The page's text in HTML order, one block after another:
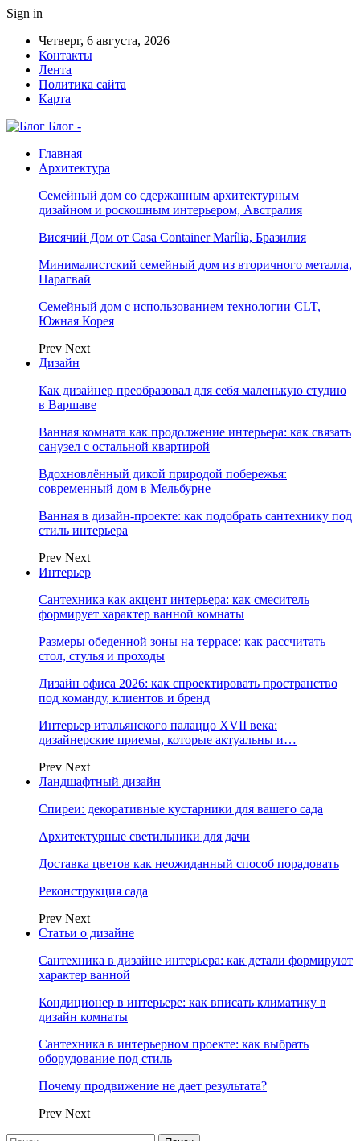
Sign in
Четверг, 6 августа, 2026
Контакты
Лента
Политика сайта
Карта
Блог -
Главная
Архитектура
Семейный дом со сдержанным архитектурным
дизайном и роскошным интерьером, Австралия
Висячий Дом от Casa Container Marília, Бразилия
Минималистский семейный дом из вторичного металла,
Парагвай
Семейный дом с использованием технологии CLT,
Южная Корея
Prev Next
Дизайн
Как дизайнер преобразовал для себя маленькую студию
в Варшаве
Ванная комната как продолжение интерьера: как связать
санузел с остальной квартирой
Вдохновлённый дикой природой побережья:
современный дом в Мельбурне
Ванная в дизайн-проекте: как подобрать сантехнику под
стиль интерьера
Prev Next
Интерьер
Сантехника как акцент интерьера: как смеситель
формирует характер ванной комнаты
Размеры обеденной зоны на террасе: как рассчитать
стол, стулья и проходы
Дизайн офиса 2026: как спроектировать пространство
под команду, клиентов и бренд
Интерьер итальянского палаццо XVII века:
дизайнерские приемы, которые актуальны и…
Prev Next
Ландшафтный дизайн
Спиреи: декоративные кустарники для вашего сада
Архитектурные светильники для дачи
Доставка цветов как неожиданный способ порадовать
Реконструкция сада
Prev Next
Статьи о дизайне
Сантехника в дизайне интерьера: как детали формируют
характер ванной
Кондиционер в интерьере: как вписать климатику в
дизайн комнаты
Сантехника в интерьерном проекте: как выбрать
оборудование под стиль
Почему продвижение не дает результата?
Prev Next